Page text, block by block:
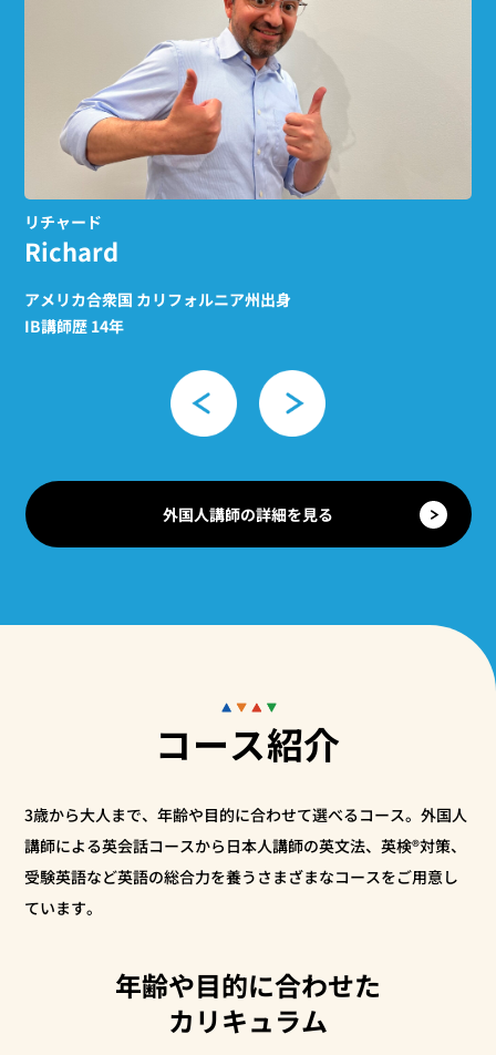
リチャード
Richard
アメリカ合衆国 カリフォルニア州出身
IB講師歴 14年
外国人講師の詳細を見る
コース紹介
3歳から大人まで、年齢や目的に合わせて選べるコース。外国人
講師による英会話コースから 日本人講師の英文法、英検®対策、
受験英語など英語の総合力を養うさまざまなコースをご用意し
ています。
年齢や目的に合わせた
カリキュラム